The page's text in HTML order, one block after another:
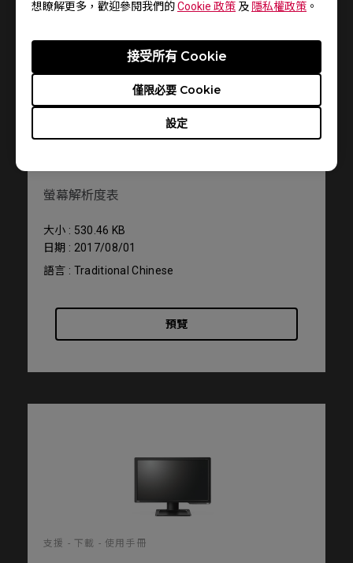
想瞭解更多，歡迎參閱我們的Cookie 政策 及 隱私權政策 。
設定
僅限必要 Cookie
接受所有 Cookie
螢幕解析度表
大小 : 530.46 KB
日期 : 2017/08/01
語言 : Traditional Chinese
預覽
支援 - 下載 - 使用手冊